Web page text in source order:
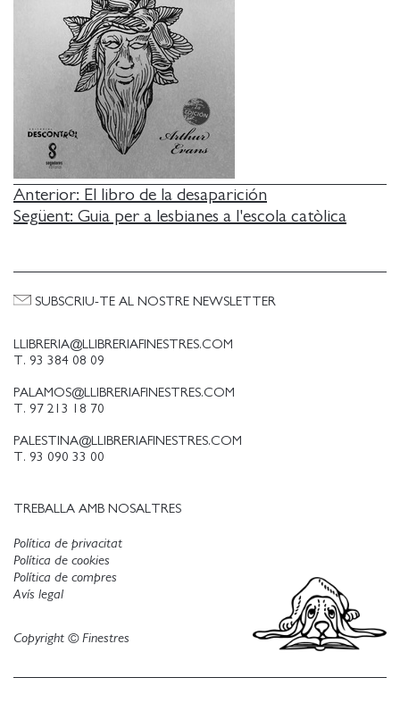
NAVEGACIÓ
D'ENTRADES
Anterior: El libro de la desaparición
Següent: Guia per a lesbianes a l'escola catòlica
LLIBRERIA@LLIBRERIAFINESTRES.COM
T. 93 384 08 09
PALAMOS@LLIBRERIAFINESTRES.COM
T. 97 213 18 70
PALESTINA@LLIBRERIAFINESTRES.COM
T. 93 090 33 00
TREBALLA AMB NOSALTRES
SUBSCRIU-TE AL NOSTRE NEWSLETTER
Política de privacitat
Política de cookies
Avís legal
Política de compres
Copyright © Finestres